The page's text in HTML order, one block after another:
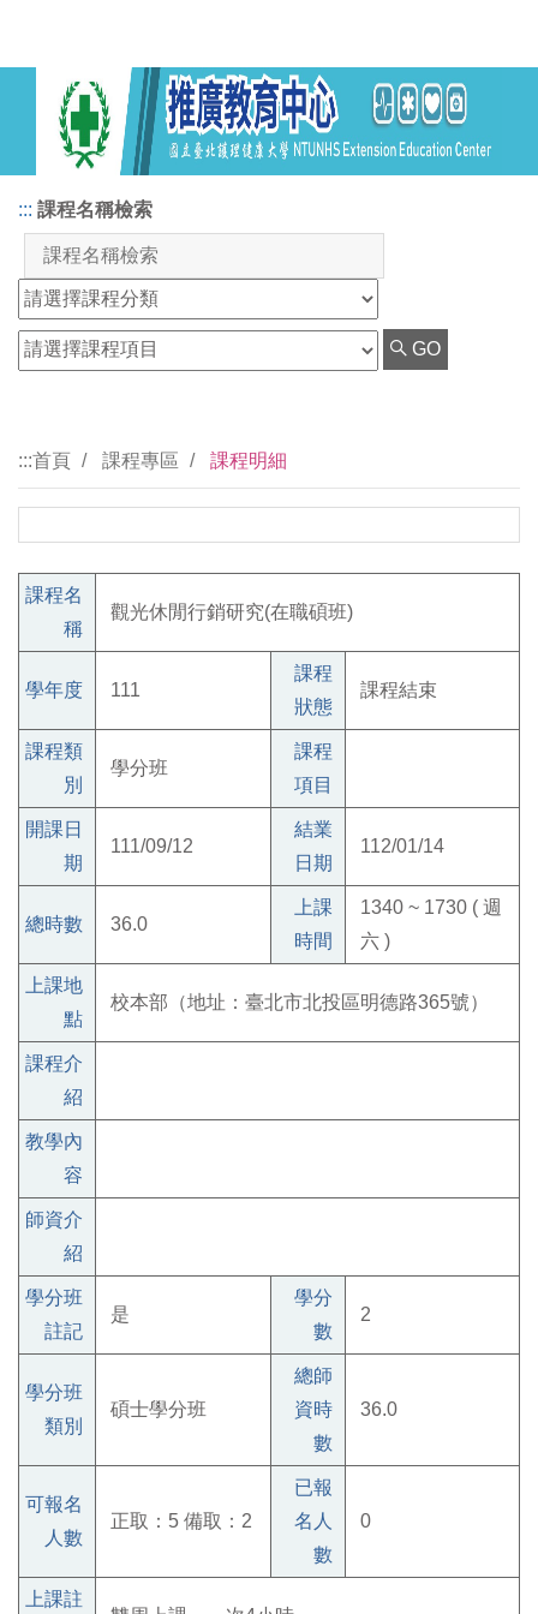
::: 課程名稱檢索
GO
:::首頁 課程專區 課程明細
課程名
稱
觀光休閒行銷研究(在職碩班)
學年度 111
課程
狀態
課程結束
課程類
別
學分班
課程
項目
開課日
期
111/09/12
結業
日期
112/01/14
總時數 36.0
上課
時間
1340 ~ 1730 ( 週
六 )
上課地
點
校本部（地址：臺北市北投區明德路365號）
課程介
紹
教學內
容
師資介
紹
學分班
註記
是
學分
數
2
學分班
類別
碩士學分班
總師
資時
數
36.0
可報名
人數
正取：5 備取：2
已報
名人
數
0
上課註